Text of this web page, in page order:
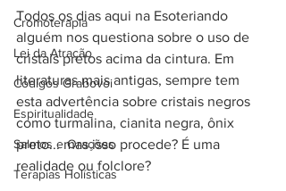
Cromoterapia
Lei da Atração
Códigos Grabovoi
Espiritualidade
Salmos e Orações
Terapias Holísticas
Todos os dias aqui na Esoteriando
alguém nos questiona sobre o uso de
cristais pretos acima da cintura. Em
literaturas mais antigas, sempre tem
esta advertência sobre cristais negros
como turmalina, cianita negra, ônix
preto... mas isso procede? É uma
realidade ou folclore?